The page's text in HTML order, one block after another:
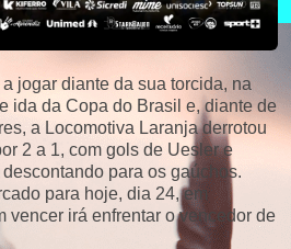
a jogar diante da sua torcida, na
ida da Copa do Brasil e, diante de
a Locomotiva Laranja derrotou
2 a 1, com gols de Uesler e
para os gaúchos.
para hoje, dia 24, em
vencer irá enfrentar o vencedor de